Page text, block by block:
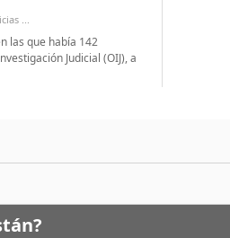
...
las que había 142
Judicial (OIJ), a